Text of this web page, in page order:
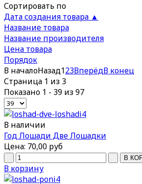
Сортировать по
Дата создания товара ▲
Название товара
Название производителя
Цена товара
Порядок
В началоНазад123ВперёдВ конец
Страница 1 из 3
Показано 1 - 39 из 97
В наличии
Год Лошади Две Лошадки
Цена: 70,00 руб
В корзину